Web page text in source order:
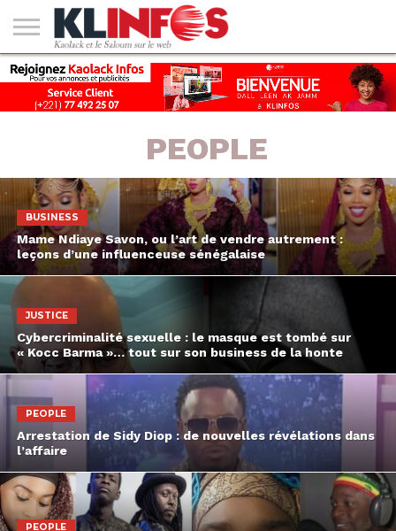
#2
(PAS
DE
TITRE)
KAOLACK
POLITIQUE
ECONOMIE
SOCIÉTÉ
CULTURE
PEOPLE
SPORT
SANTÉ
AFRIQUE
INTERNATIONAL
EMPLOI &
FORMATION
PEOPLE
BUSINESS
Mame Ndiaye Savon, ou l’art de vendre autrement :
leçons d’une influenceuse sénégalaise
JUSTICE
Cybercriminalité sexuelle : le masque est tombé sur
« Kocc Barma »… tout sur son business de la honte
PEOPLE
Arrestation de Sidy Diop : de nouvelles révélations dans
l’affaire
PEOPLE